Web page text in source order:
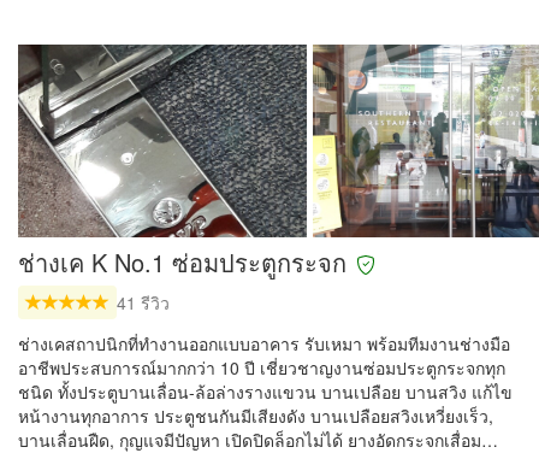
ช่างเค K No.1 ซ่อมประตูกระจก
41 รีวิว
ช่างเคสถาปนิกที่ทำงานออกแบบอาคาร รับเหมา พร้อมทีมงานช่างมือ
อาชีพประสบการณ์มากกว่า 10 ปี เชี่ยวชาญงานซ่อมประตูกระจกทุก
ชนิด ทั้งประตูบานเลื่อน-ล้อล่างรางแขวน บานเปลือย บานสวิง แก้ไข
หน้างานทุกอาการ ประตูชนกันมีเสียงดัง บานเปลือยสวิงเหวี่ยงเร็ว,
บานเลื่อนฝืด, กุญแจมีปัญหา เปิดปิดล็อกไม่ได้ ยางอัดกระจกเสื่อม…